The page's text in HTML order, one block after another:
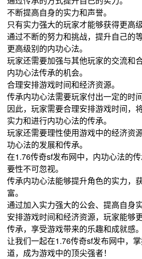
不断提高自身的实力和声誉。
只有实力强大的玩家才能够获得更高
通过不断的努力和挑战，提升自己的
更高级别的内功心法。
玩家还需要加强与其他玩家的交流和
内功心法传承的机会。
合理安排游戏时间和经济资源。
传承内功心法需要玩家付出一定的时
因此，玩家需要合理安排游戏时间，
实力和进行内功心法的传承。
玩家还需要理性使用游戏中的经济资
功心法的发展和传承。
在1.76传奇sf发布网中，内功心法的
要性不可忽视。
传承内功心法能够提升角色的实力，
富。
通过加入实力强大的公会、提高自身
安排游戏时间和经济资源，玩家能够
传承，享受游戏带来的乐趣和成就感。
让我们一起在1.76传奇sf发布网中，
道，成为游戏中的顶尖强者！